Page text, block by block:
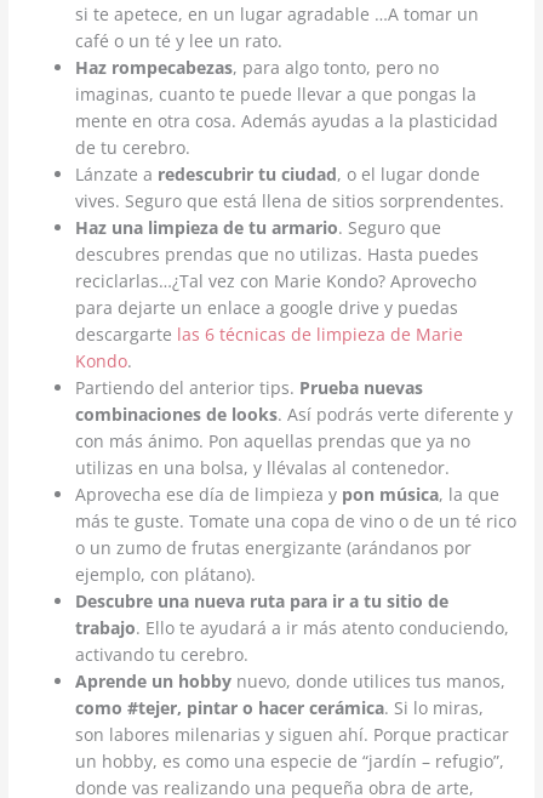
si te apetece, en un lugar agradable …A tomar un
café o un té y lee un rato.
Haz rompecabezas, para algo tonto, pero no
imaginas, cuanto te puede llevar a que pongas la
mente en otra cosa. Además ayudas a la plasticidad
de tu cerebro.
Lánzate a redescubrir tu ciudad, o el lugar donde
vives. Seguro que está llena de sitios sorprendentes.
Haz una limpieza de tu armario. Seguro que
descubres prendas que no utilizas. Hasta puedes
reciclarlas…¿Tal vez con Marie Kondo? Aprovecho
para dejarte un enlace a google drive y puedas
descargarte las 6 técnicas de limpieza de Marie
Kondo.
Partiendo del anterior tips. Prueba nuevas
combinaciones de looks. Así podrás verte diferente y
con más ánimo. Pon aquellas prendas que ya no
utilizas en una bolsa, y llévalas al contenedor.
Aprovecha ese día de limpieza y pon música, la que
más te guste. Tomate una copa de vino o de un té rico
o un zumo de frutas energizante (arándanos por
ejemplo, con plátano).
Descubre una nueva ruta para ir a tu sitio de
trabajo. Ello te ayudará a ir más atento conduciendo,
activando tu cerebro.
Aprende un hobby nuevo, donde utilices tus manos,
como #tejer, pintar o hacer cerámica. Si lo miras,
son labores milenarias y siguen ahí. Porque practicar
un hobby, es como una especie de “jardín – refugio”,
donde vas realizando una pequeña obra de arte,